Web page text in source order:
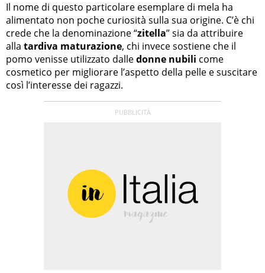
Il nome di questo particolare esemplare di mela ha
alimentato non poche curiosità sulla sua origine. C’è chi
crede che la denominazione “zitella” sia da attribuire
alla tardiva maturazione, chi invece sostiene che il
pomo venisse utilizzato dalledonne nubili come
cosmetico per migliorare l’aspetto della pelle e suscitare
così l’interesse dei ragazzi.